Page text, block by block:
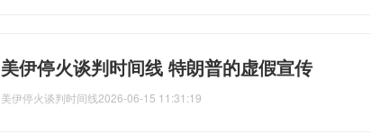
美伊停火谈判时间线 特朗普的虚假宣传
美伊停火谈判时间线2026-06-15 11:31:19